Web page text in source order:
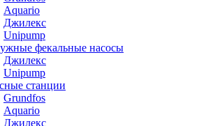
Aquario
Джилекс
Unipump
фекальные насосы
Джилекс
Unipump
станции
Grundfos
Aquario
Джилекс